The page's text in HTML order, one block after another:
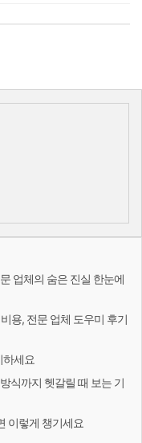
업체의 숨은 진실 한눈에
용, 전문 업체 도우미 후기
하세요
식까지 헷갈릴 때 보는 기
이렇게 챙기세요